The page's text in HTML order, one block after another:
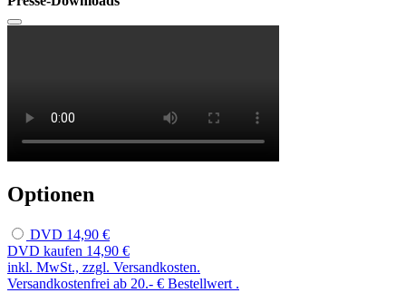
Optionen
DVD 14,90 €
DVD kaufen 14,90 €
inkl. MwSt., zzgl. Versandkosten.
Versandkostenfrei ab 20.- € Bestellwert .